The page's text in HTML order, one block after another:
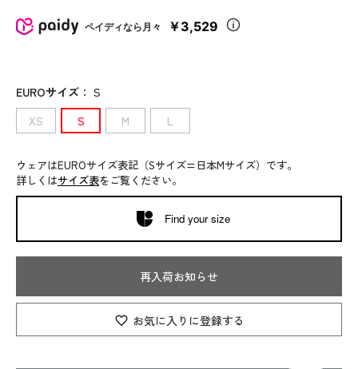
ペイディなら月々 ￥3,529
EUROサイズ ： S
XS
S M L
ウェアはEUROサイズ表記（Sサイズ=日本Mサイズ）です。
詳しくはサイズ表をご覧ください。
Find your size
再入荷お知らせ
お気に入りに登録する